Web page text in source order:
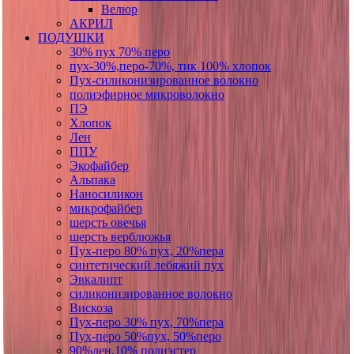
Велюр
АКРИЛ
ПОДУШКИ
30% пух 70% перо
пух-30%,перо-70%, тик 100% хлопок
Пух-силиконизированное волокно
полиэфирное микроволокно
ПЭ
Хлопок
Лен
ППУ
Экофайбер
Альпака
Наносиликон
микрофайбер
шерсть овечья
шерсть верблюжья
Пух-перо 80% пух, 20%пера
синтетический лебяжий пух
Эвкалипт
силиконизированное волокно
Вискоза
Пух-перо 30% пух, 70%пера
Пух-перо 50%пух, 50%перо
90%лен,10% полиэстер